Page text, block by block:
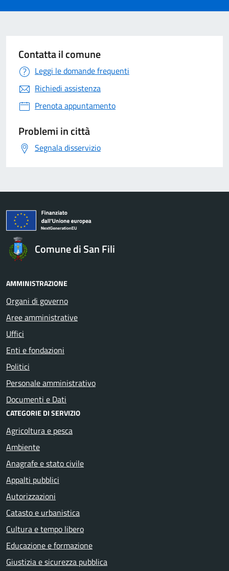
Contatta il comune
Leggi le domande frequenti
Richiedi assistenza
Prenota appuntamento
Problemi in città
Segnala disservizio
Comune di San Fili
AMMINISTRAZIONE
Organi di governo
Aree amministrative
Uffici
Enti e fondazioni
Politici
Personale amministrativo
Documenti e Dati
CATEGORIE DI SERVIZIO
Agricoltura e pesca
Ambiente
Anagrafe e stato civile
Appalti pubblici
Autorizzazioni
Catasto e urbanistica
Cultura e tempo libero
Educazione e formazione
Giustizia e sicurezza pubblica